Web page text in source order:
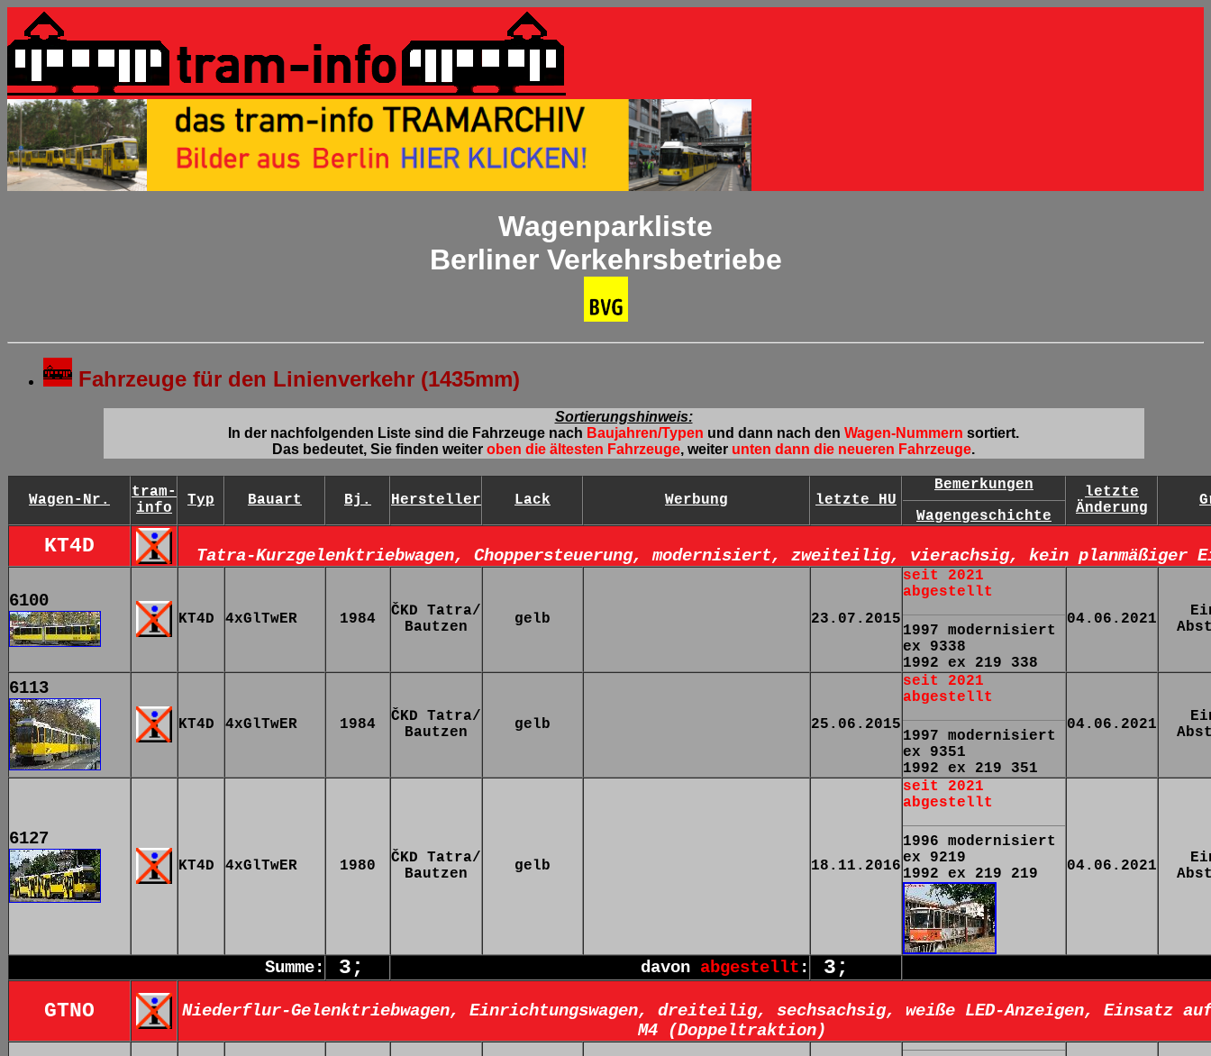
Wagenparkliste
Berliner Verkehrsbetriebe
Fahrzeuge für den Linienverkehr (1435mm)
Sortierungshinweis:
In der nachfolgenden Liste sind die Fahrzeuge nach Baujahren/Typen und dann nach den Wagen-Nummern sortiert.
Das bedeutet, Sie finden weiter oben die ältesten Fahrzeuge, weiter unten dann die neueren Fahrzeuge.
Wagen-Nr.
tram-
info
Typ Bauart Bj. Hersteller Lack Werbung letzte HU
Bemerkungen
Wagengeschichte
letzte
Änderung
KT4D Tatra-Kurzgelenktriebwagen, Choppersteuerung, modernisiert, zweiteilig, vierachsig, kein planmäßiger
6100
KT4D 4xGlTwER 1984
ČKD Tatra/
Bautzen
gelb 23.07.2015
seit 2021
abgestellt
1997 modernisiert
ex 9338
1992 ex 219 338
04.06.2021
6113
KT4D 4xGlTwER 1984
ČKD Tatra/
Bautzen
gelb 25.06.2015
seit 2021
abgestellt
1997 modernisiert
ex 9351
1992 ex 219 351
04.06.2021
6127
KT4D 4xGlTwER 1980
ČKD Tatra/
Bautzen
gelb 18.11.2016
seit 2021
abgestellt
1996 modernisiert
ex 9219
1992 ex 219 219
04.06.2021
Summe: 3; davon abgestellt :
3;
GTNO
Niederflur-Gelenktriebwagen, Einrichtungswagen, dreiteilig, sechsachsig, weiße LED-Anzeigen, Einsatz
M4 (Doppeltraktion)